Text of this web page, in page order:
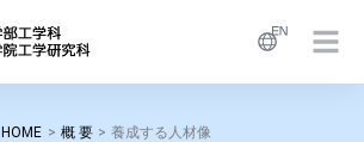
HOME > 概 要 > 養成する人材像